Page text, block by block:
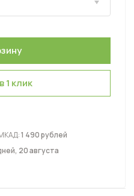
1 клик
1 490 рублей
20 августа